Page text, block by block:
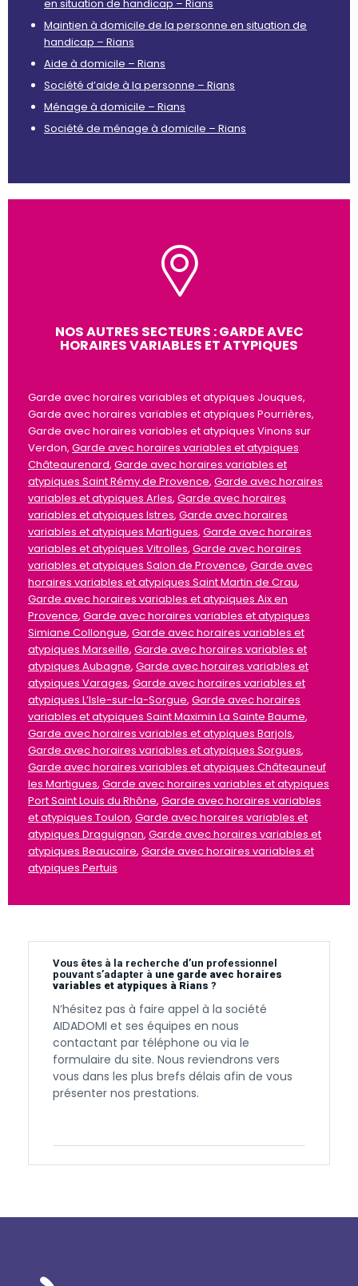
en situation de handicap – Rians
Maintien à domicile de la personne en situation de
handicap – Rians
Aide à domicile – Rians
Société d’aide à la personne – Rians
Ménage à domicile – Rians
Société de ménage à domicile – Rians
NOS AUTRES SECTEURS : GARDE AVEC
HORAIRES VARIABLES ET ATYPIQUES
Garde avec horaires variables et atypiques Jouques,
Garde avec horaires variables et atypiques Pourrières,
Garde avec horaires variables et atypiques Vinons sur
Verdon, Garde avec horaires variables et atypiques
Châteaurenard, Garde avec horaires variables et
atypiques Saint Rémy de Provence, Garde avec horaires
variables et atypiques Arles, Garde avec horaires
variables et atypiques Istres, Garde avec horaires
variables et atypiques Martigues, Garde avec horaires
variables et atypiques Vitrolles, Garde avec horaires
variables et atypiques Salon de Provence, Garde avec
horaires variables et atypiques Saint Martin de Crau,
Garde avec horaires variables et atypiques Aix en
Provence, Garde avec horaires variables et atypiques
Simiane Collongue, Garde avec horaires variables et
atypiques Marseille, Garde avec horaires variables et
atypiques Aubagne, Garde avec horaires variables et
atypiques Varages, Garde avec horaires variables et
atypiques L’Isle-sur-la-Sorgue, Garde avec horaires
variables et atypiques Saint Maximin La Sainte Baume,
Garde avec horaires variables et atypiques Barjols,
Garde avec horaires variables et atypiques Sorgues,
Garde avec horaires variables et atypiques Châteauneuf
les Martigues, Garde avec horaires variables et atypiques
Port Saint Louis du Rhône, Garde avec horaires variables
et atypiques Toulon, Garde avec horaires variables et
atypiques Draguignan, Garde avec horaires variables et
atypiques Beaucaire, Garde avec horaires variables et
atypiques Pertuis
Vous êtes à la recherche d’un professionnel
pouvant s’adapter à une garde avec horaires
variables et atypiques à Rians ?
N’hésitez pas à faire appel à la société
AIDADOMI et ses équipes en nous
contactant par téléphone ou via le
formulaire du site. Nous reviendrons vers
vous dans les plus brefs délais afin de vous
présenter nos prestations.